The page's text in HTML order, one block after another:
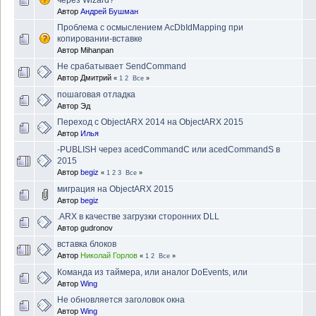
Автор Андрей Бушман
Проблема с осмыслением AcDbIdMapping при
копировании-вставке
Автор Mihanpan
Не срабатывает SendCommand
Автор Дмитрий « 1 2 Все »
пошаговая отладка
Автор Эд
Переход с ObjectARX 2014 на ObjectARX 2015
Автор Илья
-PUBLISH через acedCommandC или acedCommandS в
2015
Автор begiz « 1 2 3 Все »
миграция на ObjectARX 2015
Автор begiz
.ARX в качестве загрузки сторонних DLL
Автор gudronov
вставка блоков
Автор Николай Горлов « 1 2 Все »
Команда из таймера, или аналог DoEvents, или
Автор Wing
Не обновляется заголовок окна
Автор Wing